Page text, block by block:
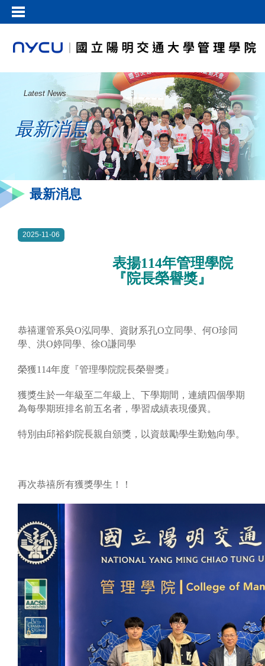
Latest News
最新消息
最新消息
2025-11-06
表揚114年管理學院
『院長榮譽獎』
恭禧運管系吳O泓同學、資財系孔O立同學、何O珍同
學、洪O婷同學、徐O謙同學
榮獲114年度『管理學院院長榮譽獎』
獲獎生於一年級至二年級上、下學期間，連續四個學期
為每學期班排名前五名者，學習成績表現優異。
特別由邱裕鈞院長親自頒獎，以資鼓勵學生勤勉向學。
再次恭禧所有獲獎學生！！